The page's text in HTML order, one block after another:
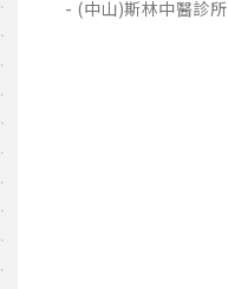
(中山)斯林中醫診所